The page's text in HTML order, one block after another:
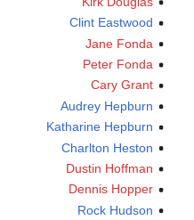
Clint Eastwood
Jane Fonda
Peter Fonda
Cary Grant
Audrey Hepburn
Katharine Hepburn
Charlton Heston
Dustin Hoffman
Dennis Hopper
Rock Hudson